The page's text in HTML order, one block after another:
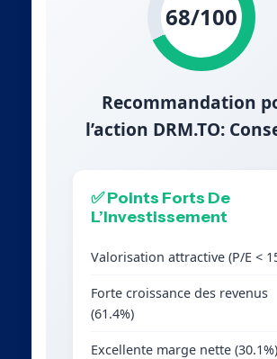
68/100
Recommandation
l’action DRM.TO:
✅ Points Forts De
L’Investissement
Valorisation attractive (P/E <
Forte croissance des revenus
(61.4%)
Excellente marge nette (30.1%)